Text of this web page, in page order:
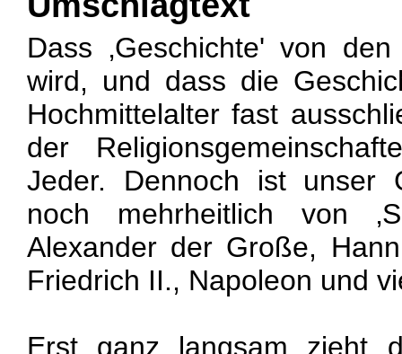
Dass ‚Geschichte' von
wird, und dass die
Hochmittelalter fast
der
Jeder. Dennoch ist unser
noch mehrheitlich von
Alexander der Große,
Friedrich II., Napoleon und
Erst ganz langsam zieht